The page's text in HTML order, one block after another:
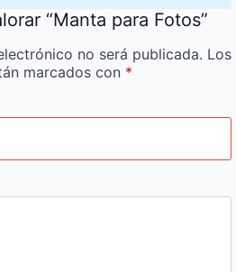
“Manta para Fotos”
no será publicada. Los
marcados con *